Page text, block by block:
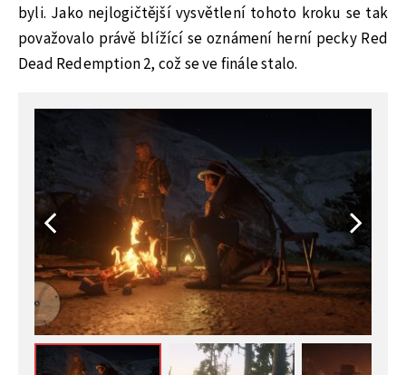
byli. Jako nejlogičtější vysvětlení tohoto kroku se tak
považovalo právě blížící se oznámení herní pecky Red
Dead Redemption 2, což se ve finále stalo.